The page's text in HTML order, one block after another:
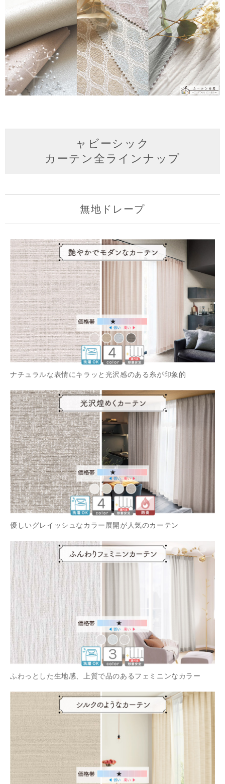
ャビーシック
カーテン全ラインナップ
無地ドレープ
ナチュラルな表情にキラッと光沢感のある糸が印象的
優しいグレイッシュなカラー展開が人気のカーテン
ふわっとした生地感、上質で品のあるフェミニンなカラー